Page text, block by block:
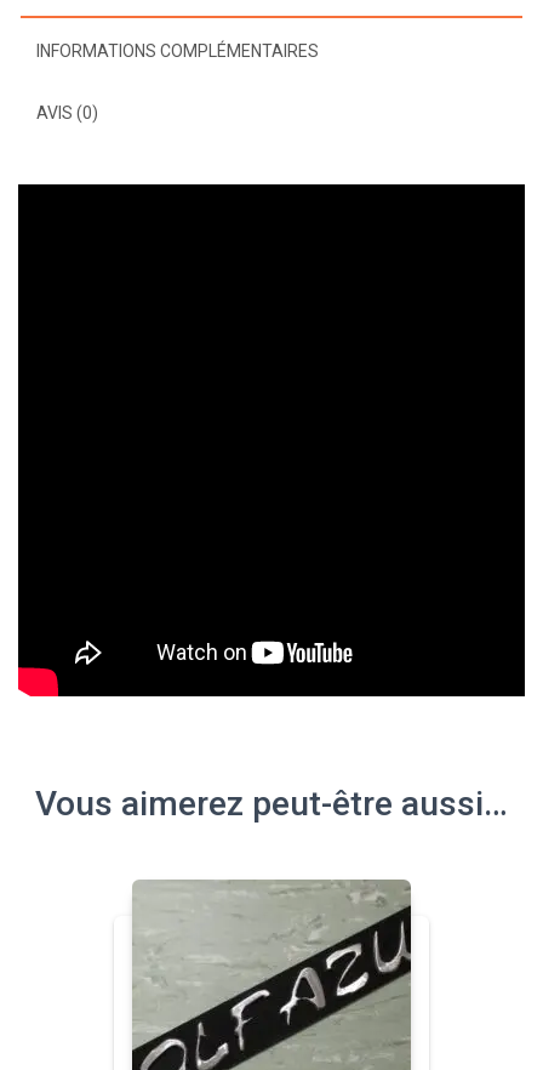
INFORMATIONS COMPLÉMENTAIRES
AVIS (0)
Vous aimerez peut-être aussi…